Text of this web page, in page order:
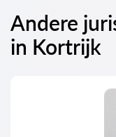
Andere
in Kortrijk